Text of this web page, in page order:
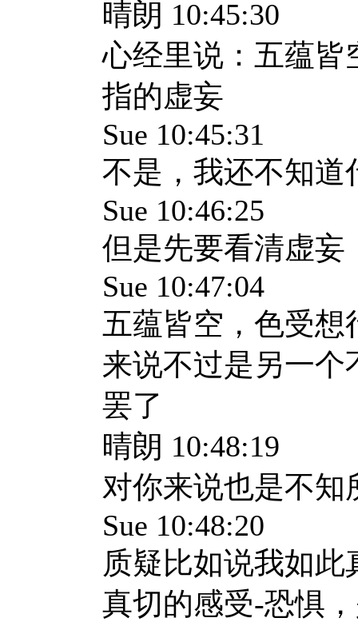
晴朗 10:45:30
心经里说：五蕴皆
指的虚妄
Sue 10:45:31
不是，我还不知道
Sue 10:46:25
但是先要看清虚妄
Sue 10:47:04
五蕴皆空，色受
来说不过是另一个
罢了
晴朗 10:48:19
对你来说也是不知
Sue 10:48:20
质疑比如说我如
真切的感受-恐惧